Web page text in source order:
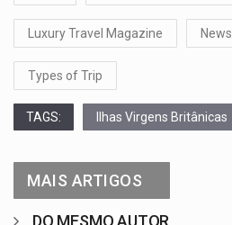
Luxury Travel Magazine News
Types of Trip
TAGS: Ilhas Virgens Britânicas
MAIS ARTIGOS